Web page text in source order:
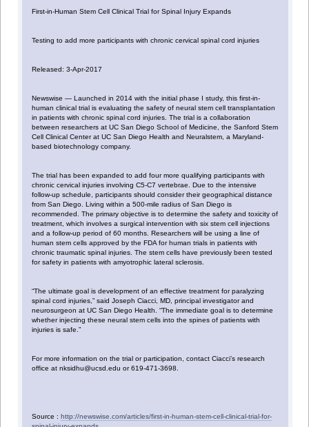
First-in-Human Stem Cell Clinical Trial for Spinal Injury Expands
Testing to add more participants with chronic cervical spinal cord injuries
Released: 3-Apr-2017
Newswise — Launched in 2014 with the initial phase I study, this first-in-
human clinical trial is evaluating the safety of neural stem cell transplantation
in patients with chronic spinal cord injuries. The trial is a collaboration
between researchers at UC San Diego School of Medicine, the Sanford Stem
Cell Clinical Center at UC San Diego Health and Neuralstem, a Maryland-
based biotechnology company.
The trial has been expanded to add four more qualifying participants with
chronic cervical injuries involving C5-C7 vertebrae. Due to the intensive
follow-up schedule, participants should consider their geographical distance
from San Diego. Living within a 500-mile radius of San Diego is
recommended. The primary objective is to determine the safety and toxicity of
treatment, which involves a surgical intervention with six stem cell injections
and a follow-up period of 60 months. Researchers will be using a line of
human stem cells approved by the FDA for human trials in patients with
chronic traumatic spinal injuries. The stem cells have previously been tested
for safety in patients with amyotrophic lateral sclerosis.
“The ultimate goal is development of an effective treatment for paralyzing
spinal cord injuries,” said Joseph Ciacci, MD, principal investigator and
neurosurgeon at UC San Diego Health. “The immediate goal is to determine
whether injecting these neural stem cells into the spines of patients with
injuries is safe.”
For more information on the trial or participation, contact Ciacci’s research
office at nksidhu@ucsd.edu or 619-471-3698.
Source :http://newswise.com/articles/first-in-human-stem-cell-clinical-trial-for-